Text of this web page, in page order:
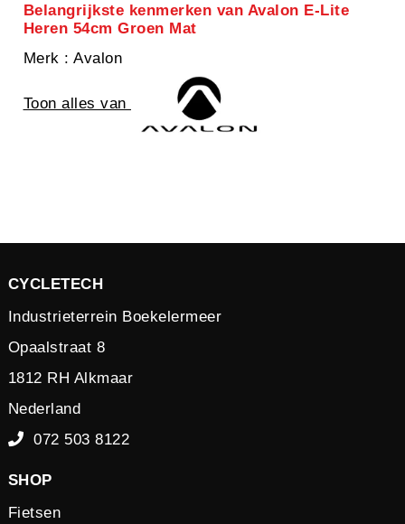
Belangrijkste kenmerken van Avalon E-Lite
Heren 54cm Groen Mat
Merk : Avalon
Toon alles van
CYCLETECH
Industrieterrein Boekelermeer
Opaalstraat 8
1812 RH Alkmaar
Nederland
072 503 8122
SHOP
Fietsen